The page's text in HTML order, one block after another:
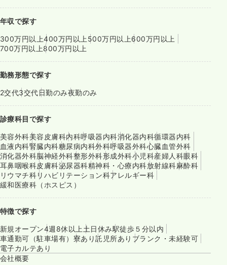
年収で探す
300万円以上400万円以上 500万円以上600万円以上
700万円以上800万円以上
勤務形態で探す
2交代3交代日勤のみ夜勤のみ
診療科目で探す
美容外科美容皮膚科内科呼吸器内科消化器内科循環器内科
血液内科腎臓内科糖尿病内科外科呼吸器外科心臓血管外科
消化器外科脳神経外科整形外科形成外科小児科産婦人科眼科
耳鼻咽喉科皮膚科泌尿器科精神科・心療内科放射線科麻酔科
リウマチ科リハビリテーション科アレルギー科
緩和医療科（ホスピス）
特徴で探す
新規オープン4週8休以上 土日休み駅徒歩５分以内
車通勤可（駐車場有） 寮あり託児所あり ブランク・未経験可
電子カルテあり
会社概要